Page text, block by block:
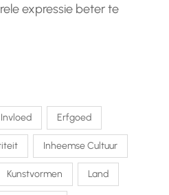
expressie beter te
Erfgoed
Inheemse Cultuur
Kunstvormen Land